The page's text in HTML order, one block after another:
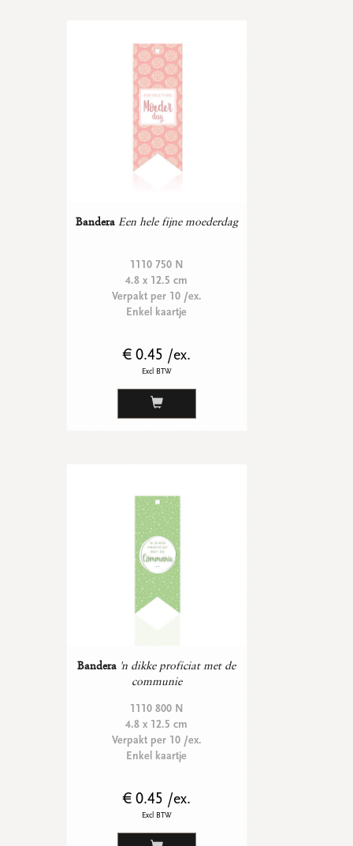
Bandera Een hele fijne moederdag
1110 750 N
4.8 x 12.5 cm
Verpakt per 10 /ex.
Enkel kaartje
€ 0.45 /ex.
Excl BTW
Bandera 'n dikke proficiat met de
communie
1110 800 N
4.8 x 12.5 cm
Verpakt per 10 /ex.
Enkel kaartje
€ 0.45 /ex.
Excl BTW